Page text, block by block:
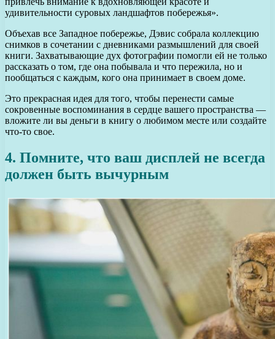
удивительности суровых ландшафтов побережья».
Объехав все Западное побережье, Дэвис собрала коллекцию
снимков в сочетании с дневниками размышлений для своей
книги. Захватывающие дух фотографии помогли ей не только
рассказать о том, где она побывала и что пережила, но и
пообщаться с каждым, кого она принимает в своем доме.
Это прекрасная идея для того, чтобы перенести самые
сокровенные воспоминания в сердце вашего пространства —
вложите ли вы деньги в книгу о любимом месте или создайте
что-то свое.
4. Помните, что ваш дисплей не всегда
должен быть вычурным